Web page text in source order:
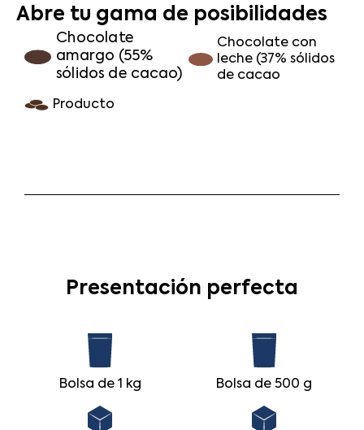
Abre tu gama de posibilidades
Chocolate
amargo (55%
sólidos de cacao)
Chocolate con
leche (37% sólidos
de cacao
Producto
Presentación perfecta
Bolsa de 1 kg Bolsa de 500 g